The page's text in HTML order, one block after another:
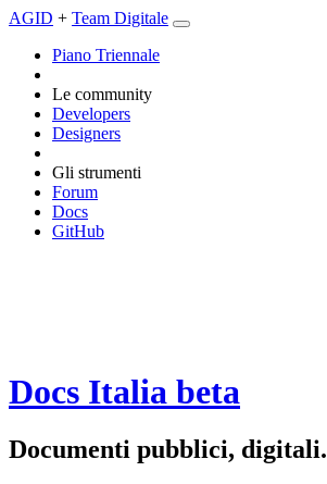
AGID + Team Digitale
Piano Triennale
Le community
Developers
Designers
Gli strumenti
Forum
Docs
GitHub
Docs Italia beta
Documenti pubblici, digitali.